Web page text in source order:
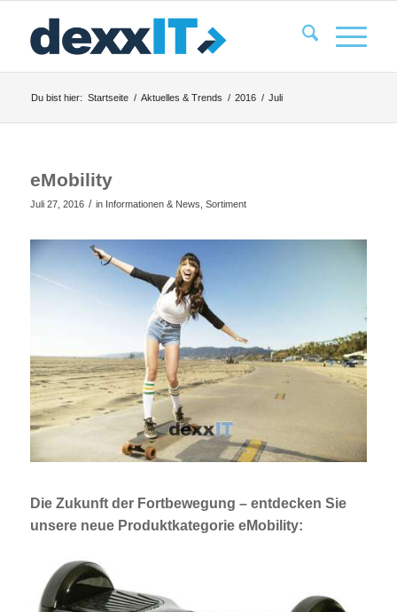
Du bist hier: Startseite / Aktuelles & Trends / 2016 / Juli
eMobility
Juli 27, 2016 / in Informationen & News Sortiment
Die Zukunft der Fortbewegung – entdecken Sie
unsere neue Produktkategorie eMobility: